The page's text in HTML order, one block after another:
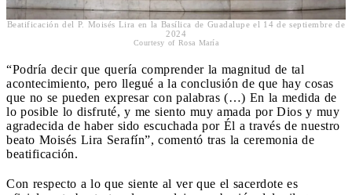
Beatificación del P. Moisés Lira en la Basílica de Guadalupe el 14 de septiembre de
2024
Courtesy of Rosa María
“Podría decir que quería comprender la magnitud de tal
acontecimiento, pero llegué a la conclusión de que hay cosas
que no se pueden expresar con palabras (…) En la medida de
lo posible lo disfruté, y me siento muy amada por Dios y muy
agradecida de haber sido escuchada por Él a través de nuestro
beato Moisés Lira Serafín”, comentó tras la ceremonia de
beatificación.
Con respecto a lo que siente al ver que el sacerdote es